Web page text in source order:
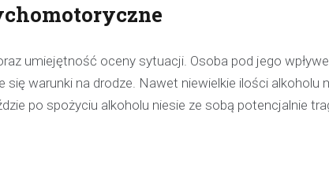
umiejętność oceny sytuacji. Osoba pod jego
warunki na drodze. Nawet niewielkie ilości alkoholu
po spożyciu alkoholu niesie ze sobą potencjalnie
Policjant poza służbą
pijanego kierowcę